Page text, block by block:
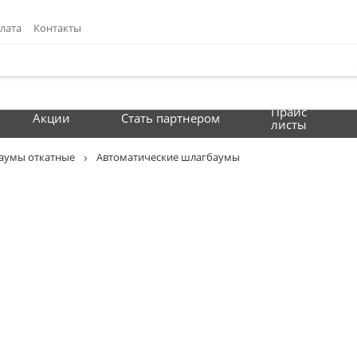
Контакты
Акции Стать партнером
Прайс
листы
откатные Автоматические шлагбаумы